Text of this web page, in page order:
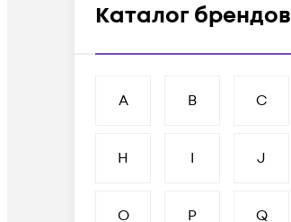
Каталог брендов
A B C
H I J
O P Q